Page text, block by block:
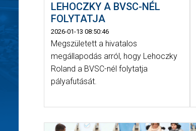
LEHOCZKY A BVSC-NÉL
FOLYTATJA
2026-01-13 08:50:46
Megszületett a hivatalos
megállapodás arról, hogy Lehoczky
Roland a BVSC-nél folytatja
pályafutását.